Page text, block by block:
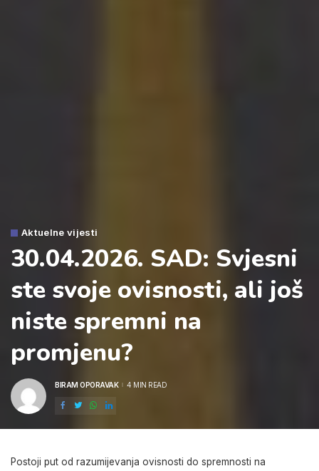
Aktuelne vijesti
30.04.2026. SAD: Svjesni
ste svoje ovisnosti, ali još
niste spremni na
promjenu?
POSTED
BIRAM OPORAVAK 4 MIN READ
Postoji put od razumijevanja ovisnosti do spremnosti na